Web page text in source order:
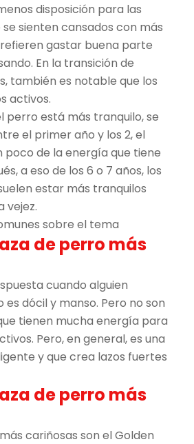
disposición para las
sienten cansados con más
gastar buena parte
En la transición de
también es notable que los
activos.
perro está más tranquilo, se
el primer año y los 2, el
poco de la energía que tiene
a eso de los 6 o 7 años, los
estar más tranquilos
vejez.
sobre el tema
de perro más
cuando alguien
dócil y manso. Pero no son
tienen mucha energía para
Pero, en general, es una
y que crea lazos fuertes
de perro más
cariñosas son el Golden